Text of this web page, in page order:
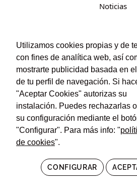
Noticias
Contacto
Política de
Política de
Condiciones de uso y
© Irán Alfombras. Todos los
Utilizamos cookies propias y de
con fines de analítica web, así
mostrarte publicidad basada en
de tu perfil de navegación. Si
"Aceptar Cookies" autorizas su
instalación. Puedes rechazarlas
su configuración mediante el
"Configurar". Para más info: "
de cookies".
CONFIGURAR